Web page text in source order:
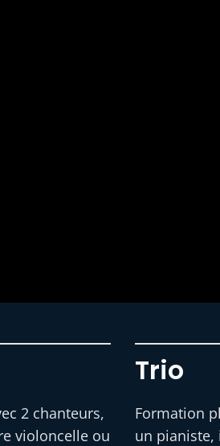
2 chanteurs,
violoncelle ou
Trio
Formation
un pianiste,